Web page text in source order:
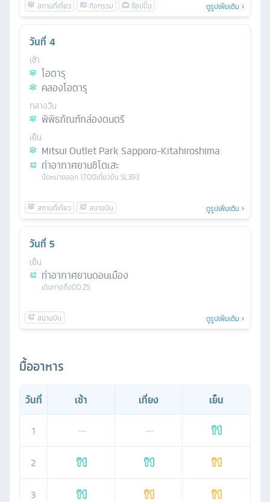
ดูรูปเพิ่มเติม
วันที่ 4
เช้า
โอตารุ
คลองโอตารุ
กลางวัน
พิพิธภัณฑ์กล่องดนตรี
เย็น
Mitsui Outlet Park Sapporo-Kitahiroshima
ท่าอากาศยานชิโตเสะ
นัดหมายออก17.00เที่ยวบิน SL393
ดูรูปเพิ่มเติม
วันที่ 5
เย็น
ท่าอากาศยานดอนเมือง
เดินทางถึง00.25
ดูรูปเพิ่มเติม
มื้ออาหาร
วันที่ เช้า เที่ยง
เย็น
1
— —
2
3